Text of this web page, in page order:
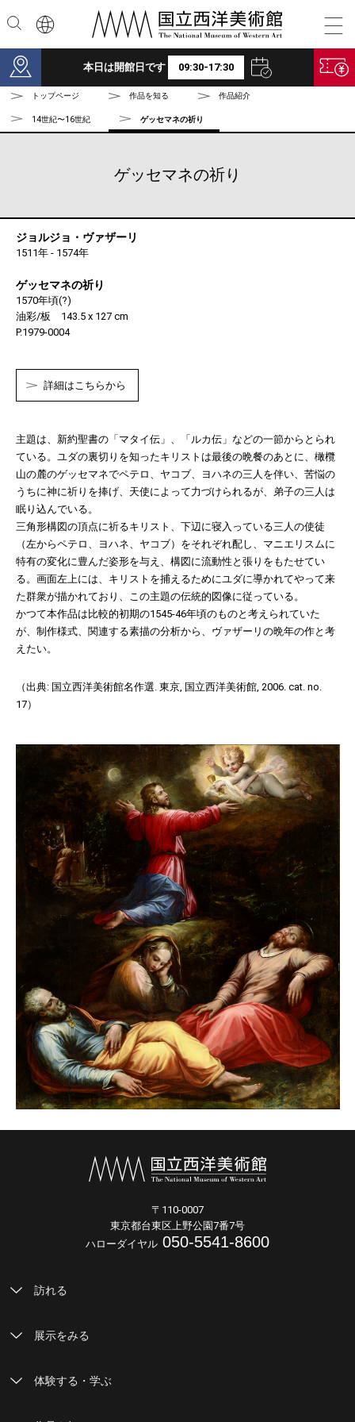
本日は開館日です 09:30-17:30
トップページ 作品を知る 作品紹介
14世紀〜16世紀 ゲッセマネの祈り
ゲッセマネの祈り
ジョルジョ・ヴァザーリ
1511年 - 1574年
ゲッセマネの祈り
1570年頃(?)
油彩/板 143.5 x 127 cm
P.1979-0004
詳細はこちらから
主題は、新約聖書の「マタイ伝」、「ルカ伝」などの一節からとられ
ている。ユダの裏切りを知ったキリストは最後の晩餐のあとに、橄欖
山の麓のゲッセマネでペテロ、ヤコブ、ヨハネの三人を伴い、苦悩の
うちに神に祈りを捧げ、天使によって力づけられるが、弟子の三人は
眠り込んでいる。
三角形構図の頂点に祈るキリスト、下辺に寝入っている三人の使徒
（左からペテロ、ヨハネ、ヤコブ）をそれぞれ配し、マニエリスムに
特有の変化に豊んだ姿形を与え、構図に流動性と張りをもたせてい
る。画面左上には、キリストを捕えるためにユダに導かれてやって来
た群衆が描かれており、この主題の伝統的図像に従っている。
かつて本作品は比較的初期の1545-46年頃のものと考えられていた
が、制作様式、関連する素描の分析から、ヴァザーリの晩年の作と考
えたい。
（出典: 国立西洋美術館名作選. 東京, 国立西洋美術館, 2006. cat. no.
17）
〒110-0007
東京都台東区上野公園7番7号
ハローダイヤル 050-5541-8600
訪れる
展示をみる
体験する・学ぶ